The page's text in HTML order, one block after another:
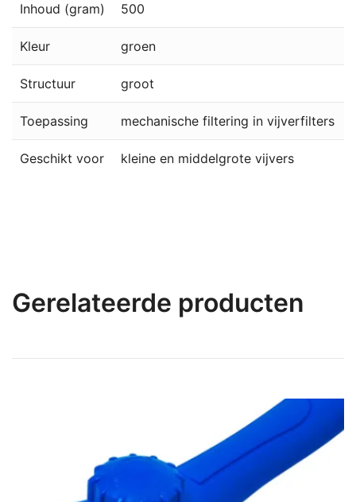
Inhoud (gram) 500
Kleur groen
Structuur groot
Toepassing mechanische filtering in vijverfilters
Geschikt voor kleine en middelgrote vijvers
Gerelateerde producten